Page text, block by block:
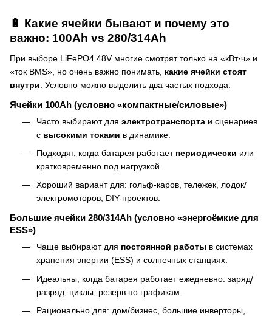
🔋 Какие ячейки бывают и почему это
важно: 100Ah vs 280/314Ah
При выборе LiFePO4 48V многие смотрят только на «кВт·ч» и
«ток BMS», но очень важно понимать, какие ячейки стоят
внутри . Условно можно выделить два частых подхода:
Ячейки 100Ah (условно «компактные/силовые»)
Часто выбирают для электротранспорта и сценариев
с высокими токами в динамике.
Подходят, когда батарея работает периодически или
кратковременно под нагрузкой.
Хороший вариант для: гольф-каров, тележек, лодок/
электромоторов, DIY-проектов.
Большие ячейки 280/314Ah (условно «энергоёмкие для
ESS»)
Чаще выбирают для постоянной работы в системах
хранения энергии (ESS) и солнечных станциях.
Идеальны, когда батарея работает ежедневно: заряд/
разряд, циклы, резерв по графикам.
Рационально для: дом/бизнес, большие инверторы,